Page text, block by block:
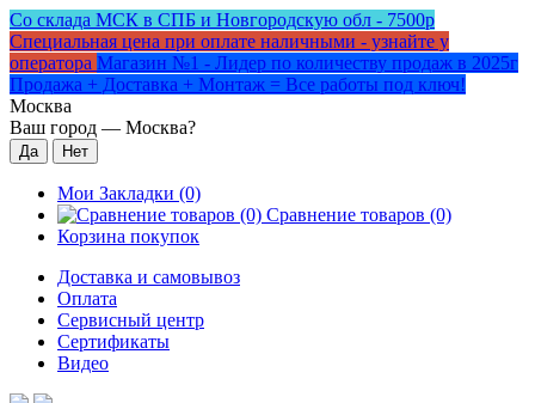
Со склада МСК в СПБ и Новгородскую обл - 7500р
Специальная цена при оплате наличными - узнайте у
оператора Магазин №1 - Лидер по количеству продаж в 2025г
Продажа + Доставка + Монтаж = Все работы под ключ!
Москва
Ваш город — Москва?
Мои Закладки (0)
Сравнение товаров (0)
Корзина покупок
Доставка и самовывоз
Оплата
Сервисный центр
Сертификаты
Видео